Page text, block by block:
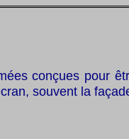
conçues pour
souvent la